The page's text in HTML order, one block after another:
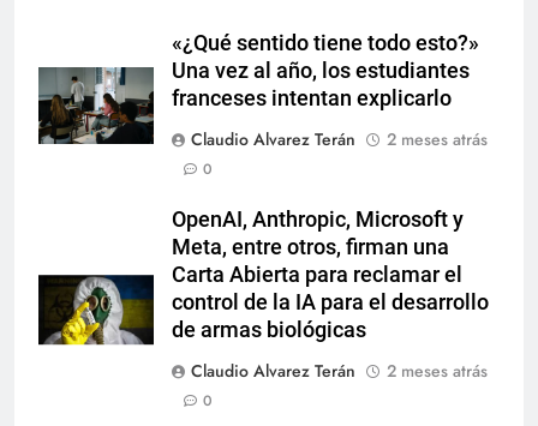
«¿Qué sentido tiene todo esto?»
Una vez al año, los estudiantes
franceses intentan explicarlo
Claudio Alvarez Terán
2 meses atrás
0
OpenAI, Anthropic, Microsoft y
Meta, entre otros, firman una
Carta Abierta para reclamar el
control de la IA para el desarrollo
de armas biológicas
Claudio Alvarez Terán
2 meses atrás
0